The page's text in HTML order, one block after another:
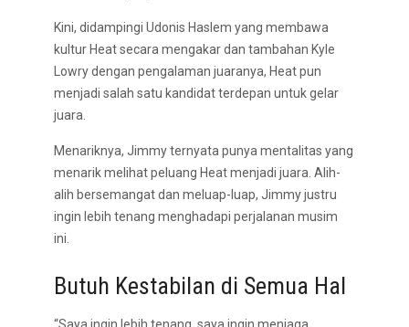
Kini, didampingi Udonis Haslem yang membawa
kultur Heat secara mengakar dan tambahan Kyle
Lowry dengan pengalaman juaranya, Heat pun
menjadi salah satu kandidat terdepan untuk gelar
juara.
Menariknya, Jimmy ternyata punya mentalitas yang
menarik melihat peluang Heat menjadi juara. Alih-
alih bersemangat dan meluap-luap, Jimmy justru
ingin lebih tenang menghadapi perjalanan musim
ini.
Butuh Kestabilan di Semua Hal